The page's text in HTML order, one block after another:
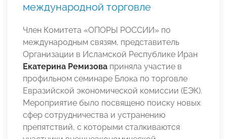
международной торговле
Член Комитета «ОПОРЫ РОССИИ» по
международным связям, представитель
Организации в Исламской Республике Иран
Екатерина Ремизова приняла участие в
профильном семинаре Блока по торговле
Евразийской экономической комиссии (ЕЭК).
Мероприятие было посвящено поиску новых
сфер сотрудничества и устранению
препятствий, с которыми сталкиваются